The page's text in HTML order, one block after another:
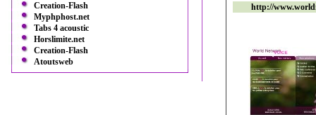
Creation-Flash
Myphphost.net
Tabs 4 acoustic
Horslimite.net
Creation-Flash
Atoutsweb
http://